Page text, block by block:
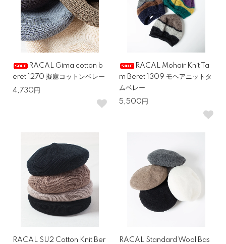
RACAL Gima cotton b
eret 1270 擬麻コットンベレー
4,730円
RACAL Mohair Knit Ta
m Beret 1309 モヘアニットタ
ムベレー
5,500円
RACAL SU2 Cotton Knit Ber
RACAL Standard Wool Bas